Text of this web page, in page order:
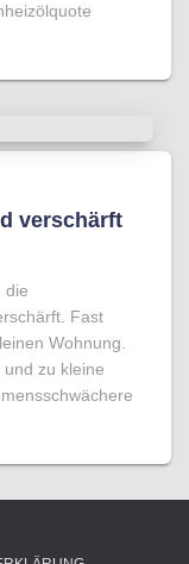
verschärft
die
Fast
Wohnung.
zu kleine